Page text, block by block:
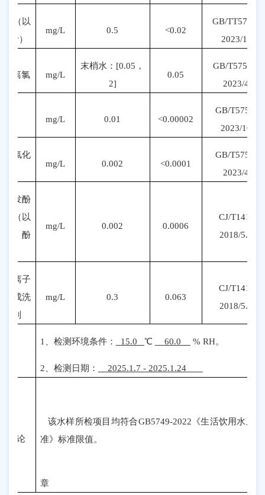
氨（以
计）
mg/L 0.5 <0.02
GB/
2023/11
游离氯 mg/L
末梢水： [0.05 ，
2]
0.05
GB/
2023/4
mg/L 0.01 <0.00002
GB/T5750.6-
2023/10
四氯化
mg/L 0.002 <0.0001
GB/T5750.8-
2023/4.1
挥发酚
（以
苯酚
mg/L 0.002 0.0006
CJ/T141.5-
2018/5.4.2
阴离子
合成洗
涤剂
mg/L 0.3 0.063
CJ/T141.5-
2018/5.5.2
1 、检测环境条件： 15.0 ℃ 60.0 % RH。
2、检测日期： 2025.1.7 - 2025.1.24
结论
该水样所检项目均符合GB5749-2022 《生活饮用水卫
准》标准限值。
章